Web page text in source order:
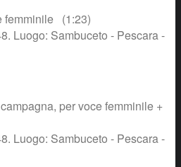
femminile (1:23)
Luogo: Sambuceto - Pescara -
per voce femminile +
Luogo: Sambuceto - Pescara -